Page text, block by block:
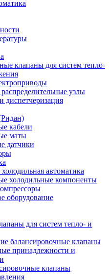
клапаны для систем тепло-
узлы
диспетчеризация
кабели
маты
датчики
автоматика
холодильные компоненты
оборудование
для систем тепло- и
балансировочные клапаны
принадлежности и
клапаны